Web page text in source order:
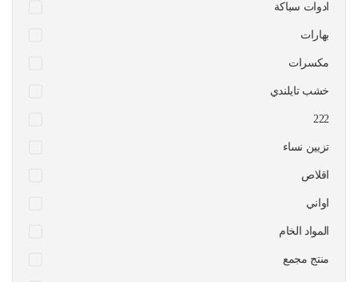
ادوات سباكة
بهارات
مكسرات
خشب تايلندي
222
تزيين نساء
اقلاص
اواني
المواد الخام
منتج مجمع